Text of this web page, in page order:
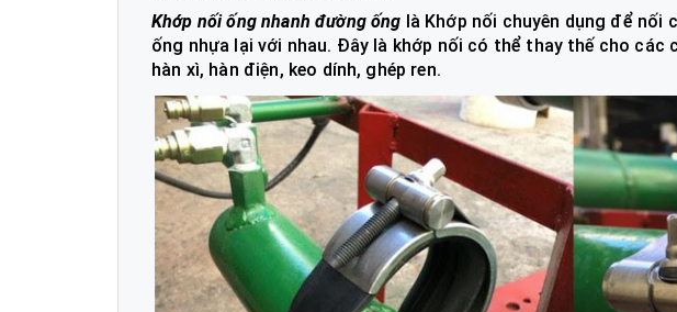
Khớp nối ống nhanh đường ống là Khớp nối chuyên dụng để
ống nhựa lại với nhau. Đây là khớp nối có thể thay thế cho
hàn xì, hàn điện, keo dính, ghép ren.